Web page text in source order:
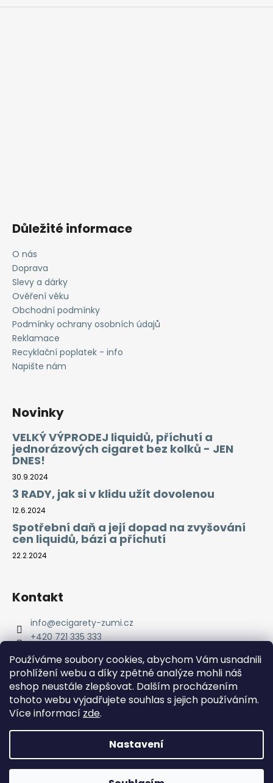
Používáme soubory cookies, abychom Vám usnadnili
prohlížení webu a díky zpětné analýze mohli náš
eshop neustále zlepšovat. Dalším procházením
tohoto webu vyjadřujete souhlas s jejich používáním.
Více informací zde.
Nastavení
Doprava ZDARMA od 2000 Kč! Dárek k objednávce od 2500
Důležité informace
O nás
Doprava
Slevy a dárky
Ověření věku
Obchodní podmínky
Podmínky ochrany osobních údajů
Reklamace
Recyklační poplatek - info
Napište nám
Novinky
VELKÝ VÝPRODEJ liquidů, příchutí a
jednorázových cigaret bez kolků - JEN
DNES!
30.9.2024
3 RADY, jak si v klidu užít dovolenou
12.6.2024
Spotřební daň a její dopad na zvyšování
cen liquidů, bází a příchutí
22.2.2024
Kontakt
info@ecigarety-zumi.cz
+420 721 335 333
Copyright 2026eCigarety ZUMI. Všechna práva